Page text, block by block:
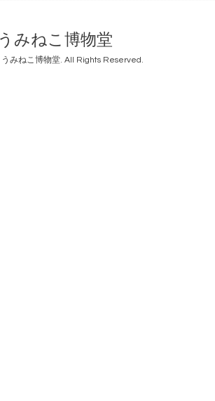
うみねこ博物堂
うみねこ博物堂. All Rights Reserved.